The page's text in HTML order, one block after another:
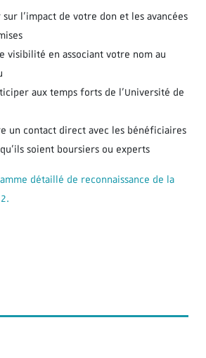
l’impact de votre don et les avancées
visibilité en associant votre nom au
aux temps forts de l’Université de
un contact direct avec les bénéficiaires
soient boursiers ou experts
détaillé de reconnaissance de la